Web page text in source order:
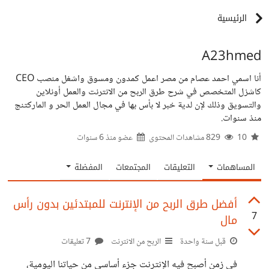
الرئيسية
A23hmed
أنا اسمي احمد عصام من مصر اعمل كمدون ومسوق واشغل منصب CEO
كاشزل المتخصص في شرح طرق الربح من الانترنت والعمل أونلاين
والتسويق وذلك لإن لدية خبر لا بأس بها في مجال العمل الحر و الماركتنج
منذ سنوات.
عضو منذ6 سنوات
المساهمات التعليقات المجتمعات المفضلة
7
أفضل طرق الربح من الإنترنت للمبتدئين بدون رأس
مال
قبل سنة واحدة الربح من الانترنت
في زمن أصبح فيه الإنترنت جزء أساسي من حياتنا اليومية،